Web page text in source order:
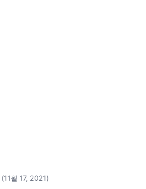
(11월 17, 2021)